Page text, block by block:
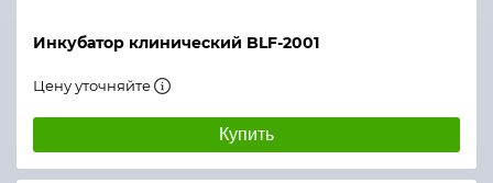
Инкубатор клинический BLF-2001
Цену уточняйте
Купить